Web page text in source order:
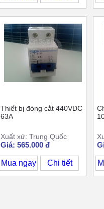
Thiết bị đóng cắt 440VDC
63A
Xuất xứ: Trung Quốc
Giá: 565.000 đ
Mua ngay Chi tiết